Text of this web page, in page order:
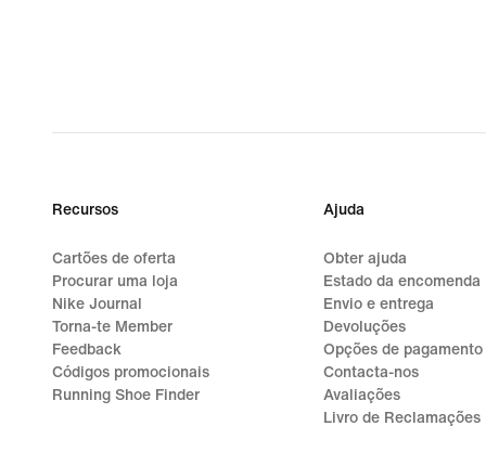
Recursos
Cartões de oferta
Procurar uma loja
Nike Journal
Torna-te Member
Feedback
Códigos promocionais
Running Shoe Finder
Ajuda
Obter ajuda
Estado da encomenda
Envio e entrega
Devoluções
Opções de pagamento
Contacta-nos
Avaliações
Livro de Reclamações